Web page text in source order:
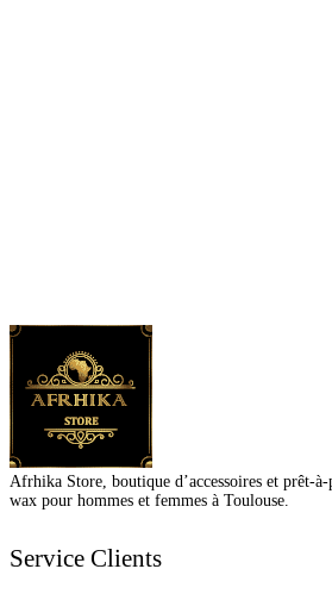
Afrhika Store, boutique d’accessoires et prêt-
wax pour hommes et femmes à Toulouse.
Service Clients